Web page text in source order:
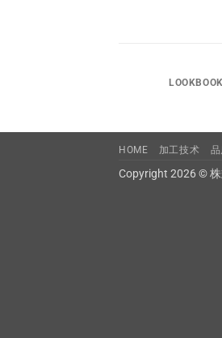
HOME 加工技术
Copyright 2026 ©